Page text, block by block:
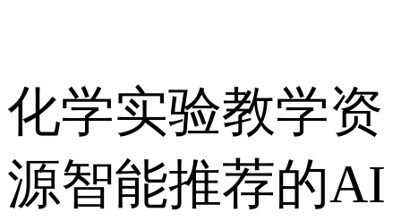
化学实验教学资
源智能推荐的AI